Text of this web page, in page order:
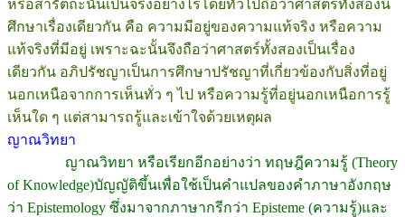
หรือสารัตถะนั้นเป็นจริงอย่างไรโดยทั่วไปถือว่าศาสตร์ทั้งสองนี้
ศึกษาเรื่องเดียวกัน คือ ความมีอยู่ของความแท้จริง หรือความ
แท้จริงที่มีอยู่ เพราะฉะนั้นจึงถือว่าศาสตร์ทั้งสองเป็นเรื่อง
เดียวกัน อภิปรัชญาเป็นการศึกษาปรัชญาที่เกี่ยวข้องกับสิ่งที่อยู่
นอกเหนือจากการเห็นทั่ว ๆ ไป หรือความรู้ที่อยู่นอกเหนือการรู้
เห็นใด ๆ แต่สามารถรู้และเข้าใจด้วยเหตุผล
ญาณวิทยา
ญาณวิทยา หรือเรียกอีกอย่างว่า ทฤษฎีความรู้ (Theory
of Knowledge)บัญญัติขึ้นเพื่อใช้เป็นคำแปลของคำภาษาอังกฤษ
ว่า Epistemology ซึ่งมาจากภาษากรีกว่า Episteme (ความรู้)และ